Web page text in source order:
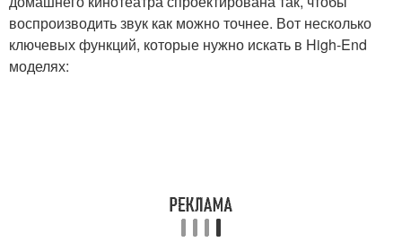
воспроизводить звук как можно точнее. Вот несколько
ключевых функций, которые нужно искать в High-End
моделях: